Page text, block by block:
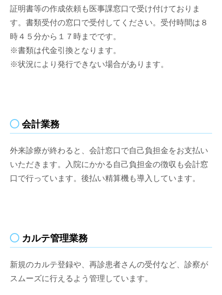
証明書等の作成依頼も医事課窓口で受け付けておりま
す。書類受付の窓口で受付してください。受付時間は８
時４５分から１７時までです。
※書類は代金引換となります。
※状況により発行できない場合があります。
会計業務
外来診療が終わると、会計窓口で自己負担金をお支払い
いただきます。入院にかかる自己負担金の徴収も会計窓
口で行っています。後払い精算機も導入しています。
カルテ管理業務
新規のカルテ登録や、再診患者さんの受付など、診察が
スムーズに行えるよう管理しています。
地域の関係機関への情報誌
地域医療連携だより
採用情報